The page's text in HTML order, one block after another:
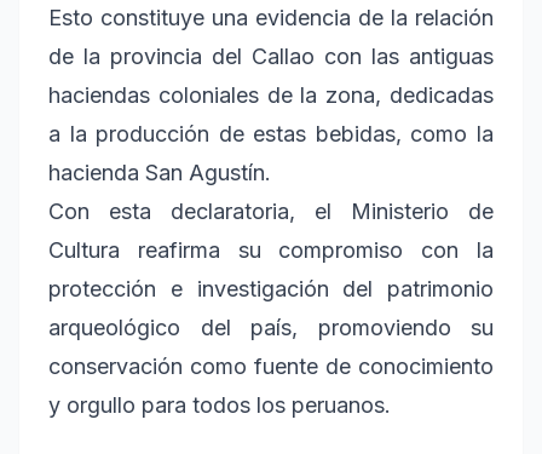
Esto constituye una evidencia de la relación
de la provincia del Callao con las antiguas
haciendas coloniales de la zona, dedicadas
a la producción de estas bebidas, como la
hacienda San Agustín.
Con esta declaratoria, el Ministerio de
Cultura reafirma su compromiso con la
protección e investigación del patrimonio
arqueológico del país, promoviendo su
conservación como fuente de conocimiento
y orgullo para todos los peruanos.